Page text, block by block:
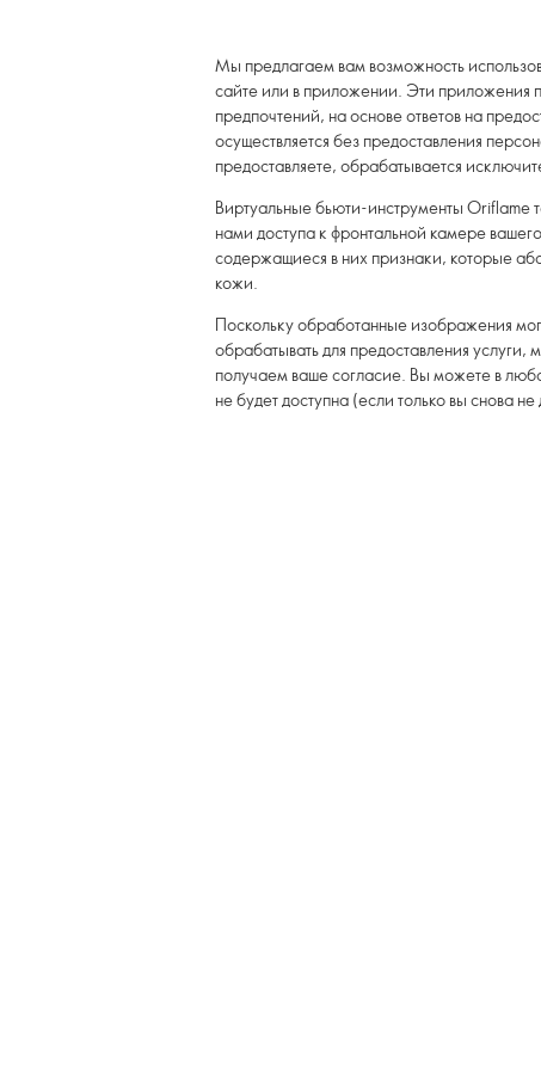
Мы предлагаем вам возможность
сайте или в приложении. Эти приложения
предпочтений, на основе ответов на
осуществляется без предоставления
предоставляете, обрабатывается
Виртуальные бьюти-инструменты Oriflame
нами доступа к фронтальной камере
содержащиеся в них признаки, которые
кожи.
Поскольку обработанные изображения
обрабатывать для предоставления
получаем ваше согласие. Вы можете в
не будет доступна (если только вы снова